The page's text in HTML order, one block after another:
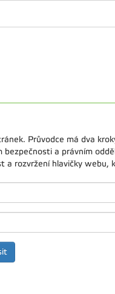
Průvodce má dva
a právním
a rozvržení hlavičky